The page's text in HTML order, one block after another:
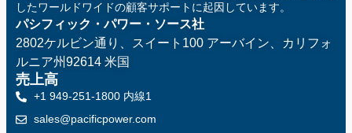
したワールドワイドの顧客サポートに起因しています。
パシフィック・パワー・ソース社
2802ケルビン通り、スイート100 アーバイン、カリフォ
ルニア州92614 米国
売上高
+1 949-251-1800 内線1
sales@pacificpower.com